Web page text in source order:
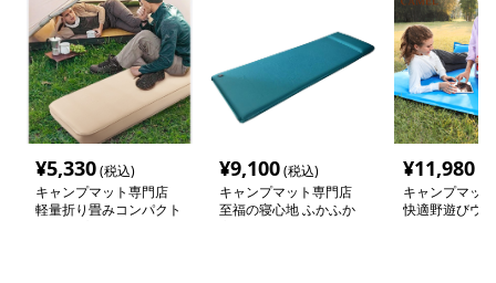
¥5,330(税込)
キャンプマット専門店
軽量折り畳みコンパクト
¥9,100(税込)
キャンプマット専門店
至福の寝心地 ふかふか
¥11,980
キャンプマッ
快適野遊びウ